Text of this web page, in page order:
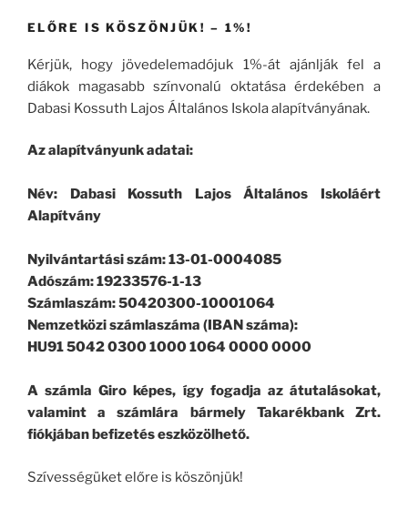
ELŐRE IS KÖSZÖNJÜK! – 1%!
Kérjük, hogy jövedelemadójuk 1%-át ajánlják fel a
diákok magasabb színvonalú oktatása érdekében a
Dabasi Kossuth Lajos Általános Iskola alapítványának.
Az alapítványunk adatai:
Név: Dabasi Kossuth Lajos Általános Iskoláért
Alapítvány
Nyilvántartási szám: 13-01-0004085
Adószám: 19233576-1-13
Számlaszám: 50420300-10001064
Nemzetközi számlaszáma (IBAN száma):
HU91 5042 0300 1000 1064 0000 0000
A számla Giro képes, így fogadja az átutalásokat,
valamint a számlára bármely Takarékbank Zrt.
fiókjában befizetés eszközölhető.
Szívességüket előre is köszönjük!